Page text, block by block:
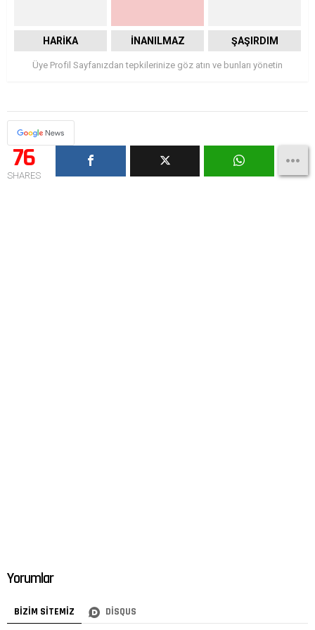
HARIKA İNANILMAZ ŞAŞIRDIM
Üye Profil Sayfanızdan tepkilerinize göz atın ve bunları yönetin
76
SHARES
Yorumlar
BIZIM SITEMIZ DISQUS